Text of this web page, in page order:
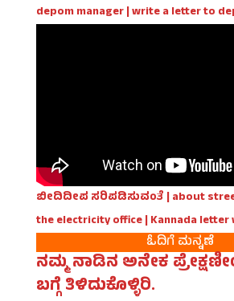
depom manager | write a letter to
ಬೀದಿದೀಪ ಸರಿಪಡಿಸುವಂತೆ | about
the electricity office | Kannada
ಓದಿಗೆ ಮನ್ನಣೆ
ನಮ್ಮ ನಾಡಿನ ಅನೇಕ
ಬಗ್ಗೆ ತಿಳಿದುಕೊಳ್ಳಿರಿ.